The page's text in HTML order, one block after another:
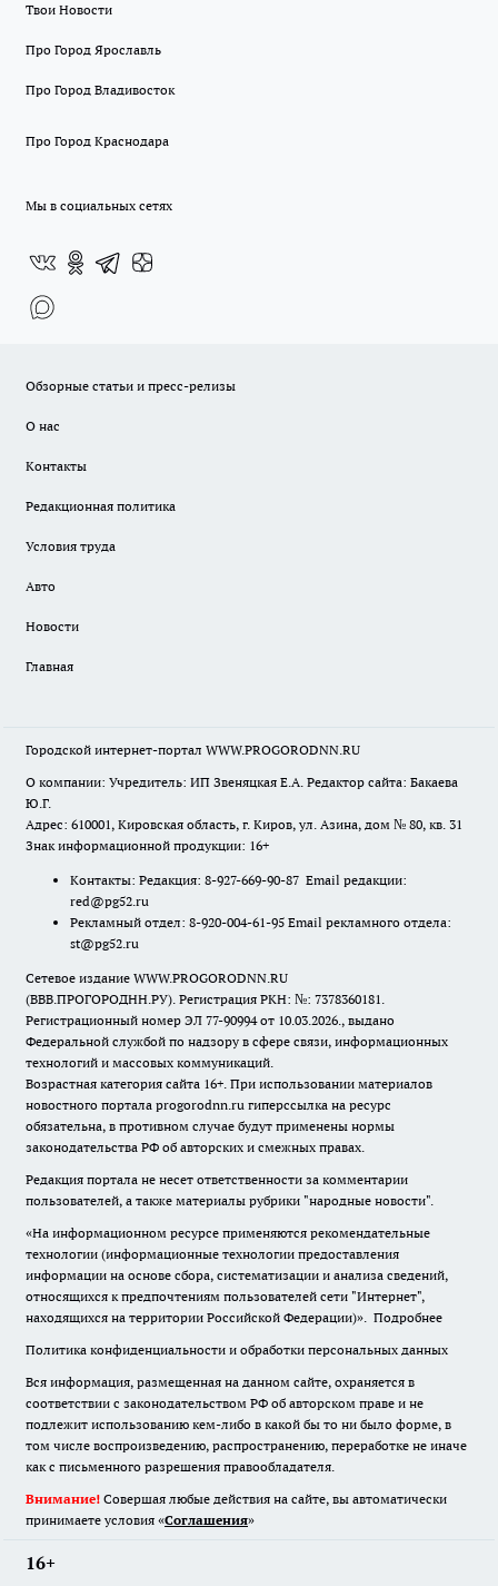
Твои Новости
Про Город Ярославль
Про Город Владивосток
Про Город Краснодара
Мы в социальных сетях
Обзорные статьи и пресс-релизы
О нас
Контакты
Редакционная политика
Условия труда
Авто
Новости
Главная
Городской интернет-портал WWW.PROGORODNN.RU
О компании: Учредитель: ИП Звеняцкая Е.А. Редактор сайта: Бакаева
Ю.Г.
Адрес: 610001, Кировская область, г. Киров, ул. Азина, дом № 80, кв. 31
Знак информационной продукции: 16+
Контакты: Редакция: 8-927-669-90-87 Email редакции:
red@pg52.ru
Рекламный отдел: 8-920-004-61-95 Email рекламного отдела:
st@pg52.ru
Сетевое издание WWW.PROGORODNN.RU
(ВВВ.ПРОГОРОДНН.РУ). Регистрация РКН: №: 7378360181.
Регистрационный номер ЭЛ 77-90994 от 10.03.2026., выдано
Федеральной службой по надзору в сфере связи, информационных
технологий и массовых коммуникаций.
Возрастная категория сайта 16+. При использовании материалов
новостного портала progorodnn.ru гиперссылка на ресурс
обязательна, в противном случае будут применены нормы
законодательства РФ об авторских и смежных правах.
Редакция портала не несет ответственности за комментарии
пользователей, а также материалы рубрики "народные новости".
«На информационном ресурсе применяются рекомендательные
технологии (информационные технологии предоставления
информации на основе сбора, систематизации и анализа сведений,
относящихся к предпочтениям пользователей сети "Интернет",
находящихся на территории Российской Федерации)». Подробнее
Политика конфиденциальности и обработки персональных данных
Вся информация, размещенная на данном сайте, охраняется в
соответствии с законодательством РФ об авторском праве и не
подлежит использованию кем-либо в какой бы то ни было форме, в
том числе воспроизведению, распространению, переработке не иначе
как с письменного разрешения правообладателя.
Внимание! Совершая любые действия на сайте, вы автоматически
принимаете условия «Cоглашения»
16+